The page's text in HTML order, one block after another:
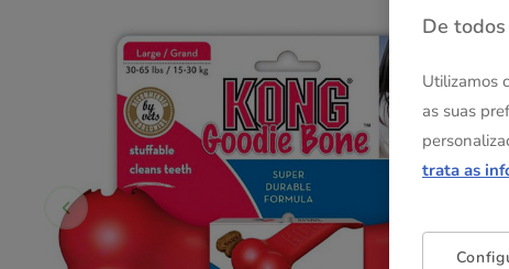
De
Utilizamos
as suas
trata as